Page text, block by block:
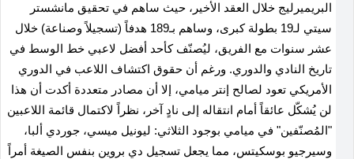
البريميرليج خلال العقد الأخير، حيث ساهم في تحقيق مانشستر
سيتي لـ19 بطولة كبرى، وساهم بـ189 هدفاً (تسجيلاً وصناعة) خلال
عشر سنوات مع الفريق، ليُصنّف كأحد أفضل لاعبي خط الوسط في
تاريخ النادي والدوري. ورغم أن حقوق اكتشاف اللاعب في الدوري
الأمريكي تعود لصالح إنتر ميامي، إلا أن مصادر متعددة أكدت أن هذا
لن يُشكّل عائقاً أمام انتقاله إلى نادٍ آخر، نظراً لاكتمال قائمة اللاعبين
"المُصنّفين" في ميامي بوجود الثلاثي: ليونيل ميسي، جوردي ألبا،
وسيرجيو بوسكيتس، مما يجعل تسجيل دي بروين بنفس الصيغة أمراً